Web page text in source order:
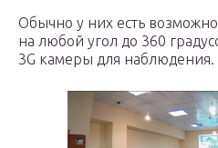
Обычно у них есть
на любой угол до 360
3G камеры для наблюдения.